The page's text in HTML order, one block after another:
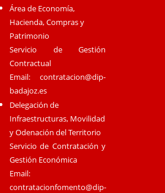
Área de Economía,
Hacienda, Compras y
Patrimonio
Servicio de Gestión
Contractual
Email:contratacion@dip-
badajoz.es
Delegación de
Infraestructuras, Movilidad
y Odenación del Territorio
Servicio de Contratación y
Gestión Económica
Email:
contratacionfomento@dip-